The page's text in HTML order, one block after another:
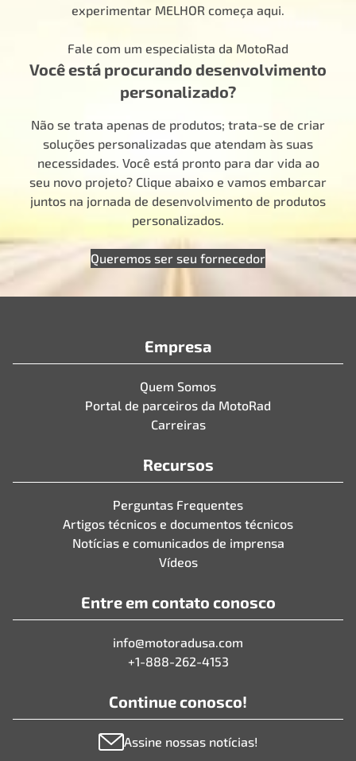
experimentar MELHOR começa aqui.
Fale com um especialista da MotoRad
Você está procurando desenvolvimento
personalizado?
Não se trata apenas de produtos; trata-se de criar
soluções personalizadas que atendam às suas
necessidades. Você está pronto para dar vida ao
seu novo projeto? Clique abaixo e vamos embarcar
juntos na jornada de desenvolvimento de produtos
personalizados.
Queremos ser seu fornecedor
Empresa
Quem Somos
Portal de parceiros da MotoRad
Carreiras
Recursos
Perguntas Frequentes
Artigos técnicos e documentos técnicos
Notícias e comunicados de imprensa
Vídeos
Entre em contato conosco
info@motoradusa.com
+1-888-262-4153
Continue conosco!
Assine nossas notícias!